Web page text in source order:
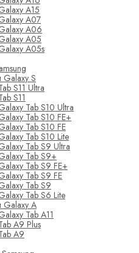
A15
A07
A06
A05
A05s
S
S11 Ultra
S11
Tab S10 Ultra
Tab S10 FE+
Tab S10 FE
Tab S10 Lite
Tab S9 Ultra
Tab S9+
Tab S9 FE+
Tab S9 FE
Tab S9
Tab S6 Lite
Galaxy A
Tab A11
A9 Plus
A9